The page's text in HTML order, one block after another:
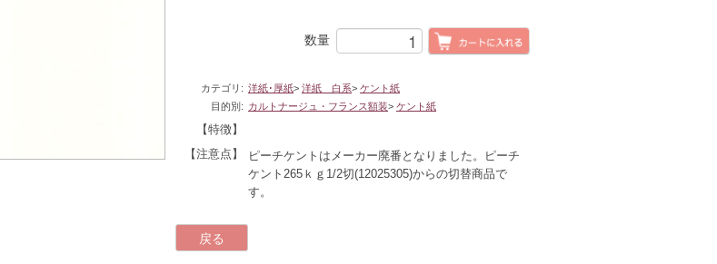
数量
カテゴリ: 洋紙･厚紙> 洋紙 白系> ケント紙
目的別: カルトナージュ・フランス額装> ケント紙
【特徴】
【注意点】
ピーチケントはメーカー廃番となりました。ピーチ
ケント265ｋｇ1/2切(12025305)からの切替商品で
す。